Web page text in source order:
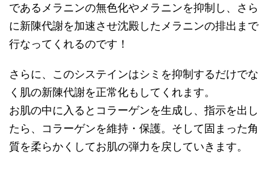
であるメラニンの無色化やメラニンを抑制し、さら
に新陳代謝を加速させ沈殿したメラニンの排出まで
行なってくれるのです！
さらに、このシステインはシミを抑制するだけでな
く肌の新陳代謝を正常化もしてくれます。
お肌の中に入るとコラーゲンを生成し、指示を出し
たら、コラーゲンを維持・保護。そして固まった角
質を柔らかくしてお肌の弾力を戻していきます。